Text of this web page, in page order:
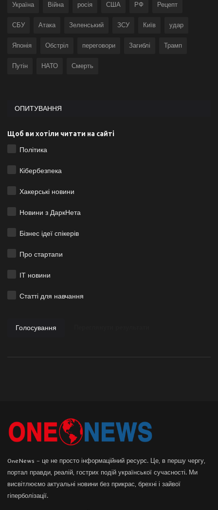
Україна Війна росія США РФ Рецепт
СБУ Атака Зеленський ЗСУ Київ удар
Японія Обстріл переговори Загиблі Трамп
Путін НАТО Смерть
ОПИТУВАННЯ
Щоб ви хотіли читати на сайті
Політика
Кібербезпека
Хакерські новини
Новини з ДаркНета
Бізнес ідеї спікерів
Про стартапи
ІТ новини
Статті для навчання
Голосування
OneNews – це не просто інформаційний ресурс. Це, в першу чергу,
портал правди, реалій, гострих подій української сучасності. Ми
висвітлюємо актуальні новини без прикрас, брехні і зайвої
гіперболізації.